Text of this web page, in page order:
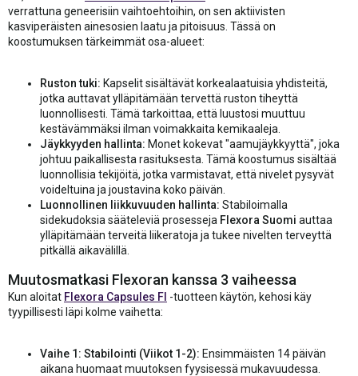
verrattuna geneerisiin vaihtoehtoihin, on sen aktiivisten
kasviperäisten ainesosien laatu ja pitoisuus. Tässä on
koostumuksen tärkeimmät osa-alueet:
Ruston tuki: Kapselit sisältävät korkealaatuisia yhdisteitä,
jotka auttavat ylläpitämään tervettä ruston tiheyttä
luonnollisesti. Tämä tarkoittaa, että luustosi muuttuu
kestävämmäksi ilman voimakkaita kemikaaleja.
Jäykkyyden hallinta: Monet kokevat "aamujäykkyyttä", joka
johtuu paikallisesta rasituksesta. Tämä koostumus sisältää
luonnollisia tekijöitä, jotka varmistavat, että nivelet pysyvät
voideltuina ja joustavina koko päivän.
Luonnollinen liikkuvuuden hallinta: Stabiloimalla
sidekudoksia sääteleviä prosesseja Flexora Suomi auttaa
ylläpitämään terveitä liikeratoja ja tukee nivelten terveyttä
pitkällä aikavälillä.
Muutosmatkasi Flexoran kanssa 3 vaiheessa
Kun aloitat Flexora Capsules FI -tuotteen käytön, kehosi käy
tyypillisesti läpi kolme vaihetta:
Vaihe 1: Stabilointi (Viikot 1-2): Ensimmäisten 14 päivän
aikana huomaat muutoksen fyysisessä mukavuudessa.